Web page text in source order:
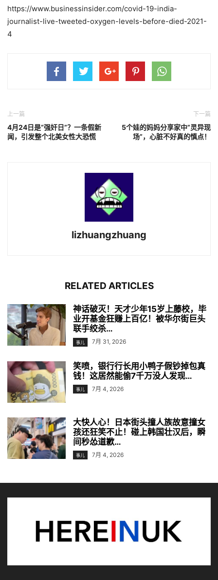
https://www.businessinsider.com/covid-19-india-
journalist-live-tweeted-oxygen-levels-before-died-2021-
4
上一篇
4月24日是“强奸日”？一条假新
闻，引发整个北美女性大恐慌
下一篇
5个娃的妈妈分享家中”灵异现
场”，心脏不好真的慎点！
lizhuangzhuang
RELATED ARTICLES
神话破灭！天才少年15岁上藤校，毕
业开基金狂赚上百亿！被华尔街巨头
联手绞杀…
事儿 7月 31, 2026
笑喷，银行行长用小鸭子假钞掉包真
钱！这居然能偷7千万没人发现…
事儿 7月 4, 2026
大快人心！日本街头撞人族故意撞女
孩还狂笑不止！碰上韩国壮汉后，瞬
间秒怂道歉…
事儿 7月 4, 2026